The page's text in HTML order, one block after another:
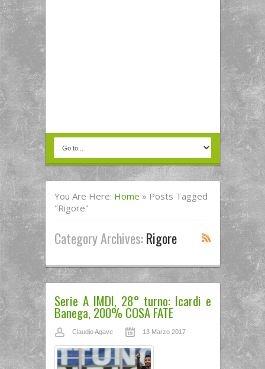
You Are Here: Home » Posts Tagged
"rigore"
Category Archives:Rigore
Serie A IMDI, 28° turno: Icardi e
Banega, 200% COSA FATE
Claudio Agave 13 Marzo 2017